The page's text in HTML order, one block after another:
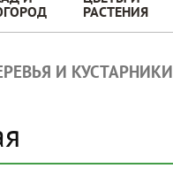
РАСТЕНИЯ
И КУСТАРНИКИ